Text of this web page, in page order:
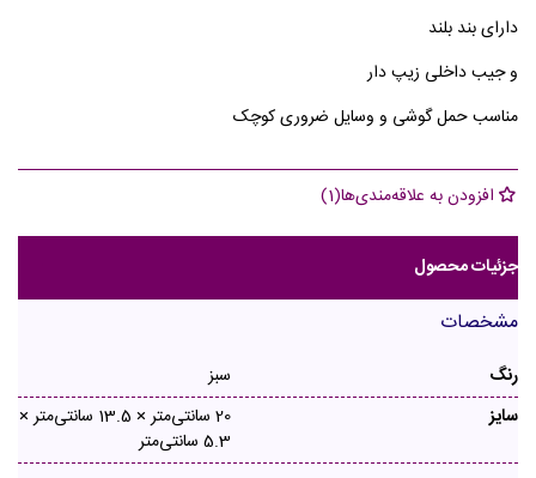
دارای بند بلند
و جیب داخلی زیپ دار
مناسب حمل گوشی و وسایل ضروری کوچک
افزودن به علاقه‌مندی‌ها(
1
)
جزئیات محصول
مشخصات
رنگ
سبز
سایز
20 سانتی‌متر × 13.5 سانتی‌متر ×
5.3 سانتی‌متر